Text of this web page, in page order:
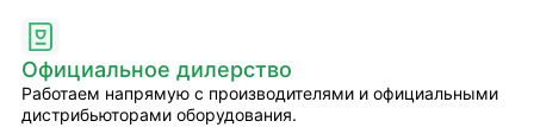
Официальное дилерство
Работаем напрямую с производителями и официальными
дистрибьюторами оборудования.